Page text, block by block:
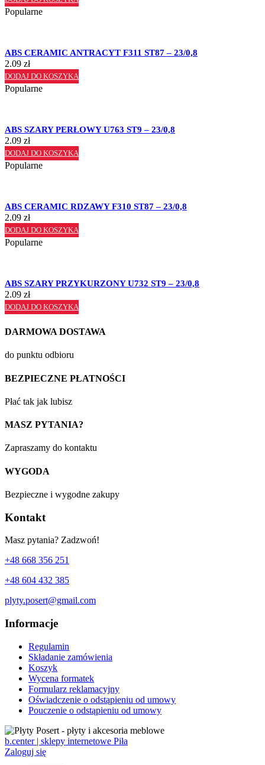
Popularne
ABS CERAMIC ANTRACYT F311 ST87 – 23/0,8
2.09 zł
DODAJ DO KOSZYKA
Popularne
ABS SZARY PERŁOWY U763 ST9 – 23/0,8
2.09 zł
DODAJ DO KOSZYKA
Popularne
ABS CERAMIC RDZAWY F310 ST87 – 23/0,8
2.09 zł
DODAJ DO KOSZYKA
Popularne
ABS SZARY PRZYKURZONY U732 ST9 – 23/0,8
2.09 zł
DODAJ DO KOSZYKA
DARMOWA DOSTAWA
do punktu odbioru
BEZPIECZNE PŁATNOŚCI
Płać tak jak lubisz
MASZ PYTANIA?
Zapraszamy do kontaktu
WYGODA
Bezpieczne i wygodne zakupy
Kontakt
Masz pytania? Zadzwoń!
+48 668 356 251
+48 604 432 385
plyty.posert@gmail.com
Informacje
Regulamin
Składanie zamówienia
Koszyk
Wycena formatek
Formularz reklamacyjny
Oświadczenie o odstąpieniu od umowy
Pouczenie o odstąpieniu od umowy
b.center | sklepy internetowe Piła
Zaloguj się